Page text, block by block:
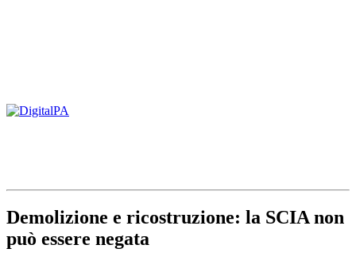
Demolizione e ricostruzione: la SCIA non
può essere negata